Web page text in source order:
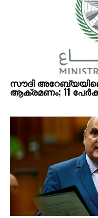
സൗദി
ആക്രമണം; 11